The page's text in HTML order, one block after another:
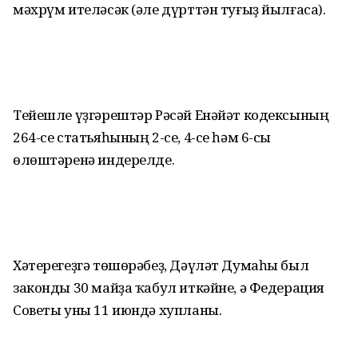
мәхрүм ителәсәк (әле дүрттән туғыҙ йылғаса).
Тейешле үҙгәрештәр Рәсәй Енәйәт кодексының
264-се статьяһының 2-се, 4-се һәм 6-сы
өлөштәренә индерелде.
Хәтерегеҙгә төшөрәбеҙ, Дәүләт Думаһы был
закон­ды 30 майҙа ҡабул иткәйне, ә Федерация
Советы уны 11 июндә хупланы.